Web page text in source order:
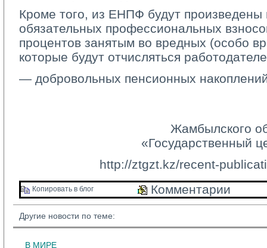
Кроме того, из ЕНПФ будут произведены
обязательных профессиональных
процентов занятым во вредных (особо
которые будут отчисляться
— добровольных пенсионных
Жамбылского
«Государственный
http://ztgzt.kz/recent-
Копировать в блог Комментарии
Другие новости по теме:
В МИРЕ